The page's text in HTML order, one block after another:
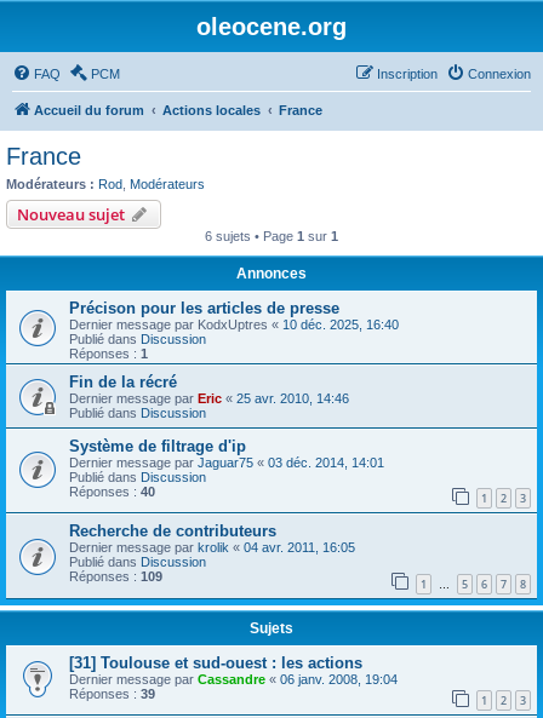
oleocene.org
FAQ PCM Connexion
Inscription
Accueil du forum Actions locales France
France
Modérateurs : Rod Modérateurs
Nouveau sujet
6 sujets • Page 1 sur 1
Annonces
Précison pour les articles de presse
Dernier message par KodxUptres « 10 déc. 2025, 16:40
Publié dans Discussion
Réponses : 1
Fin de la récré
Dernier message par Eric « 25 avr. 2010, 14:46
Publié dans Discussion
Système de filtrage d'ip
Dernier message par Jaguar75 « 03 déc. 2014, 14:01
Publié dans Discussion
Réponses : 40 1 2 3
Recherche de contributeurs
Dernier message par krolik « 04 avr. 2011, 16:05
Publié dans Discussion
Réponses : 109 1 … 5 6 7 8
Sujets
[31] Toulouse et sud-ouest : les actions
Dernier message par Cassandre « 06 janv. 2008, 19:04
Réponses : 39 1 2 3